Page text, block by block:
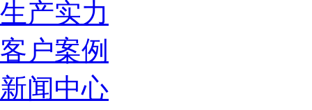
生产实力
客户案例
新闻中心